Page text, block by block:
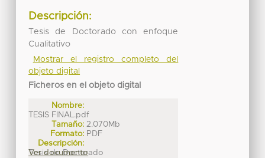
Descripción:
Tesis de Doctorado con enfoque
Cualitativo
Mostrar el registro completo del
objeto digital
Ficheros en el objeto digital
Nombre:
TESIS FINAL.pdf
Tamaño: 2.070Mb
Formato: PDF
Descripción:
Tesis de Doctorado
Ver documento